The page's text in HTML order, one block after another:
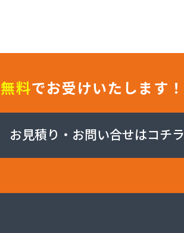
無料でお受けいたします！
お見積り・お問い合せはコチラ